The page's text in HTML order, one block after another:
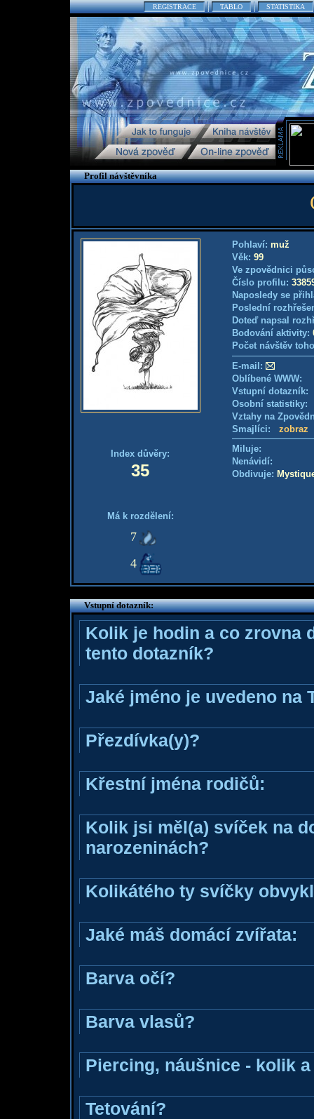
REGISTRACE TABLO STATISTIKA
Profil návštěvníka
Index důvěry:
35
Má k rozdělení:
7
4
Pohlaví: muž
Věk: 99
Ve zpovědnici
Číslo profilu:
Naposledy se
Poslední
Doteď napsal
Bodování aktivity:
Počet návštěv
E-mail:
Oblíbené WWW:
Vstupní
Osobní
Vztahy na
Smajlíci: zobraz
Miluje:
Nenávidí:
Obdivuje:
Vstupní dotazník:
Kolik je hodin a co zrovna
tento dotazník?
Jaké jméno je uvedeno na
Přezdívka(y)?
Křestní jména rodičů:
Kolik jsi měl(a) svíček na
narozeninách?
Kolikátého ty svíčky
Jaké máš domácí zvířata:
Barva očí?
Barva vlasů?
Piercing, náušnice - kolik
Tetování?